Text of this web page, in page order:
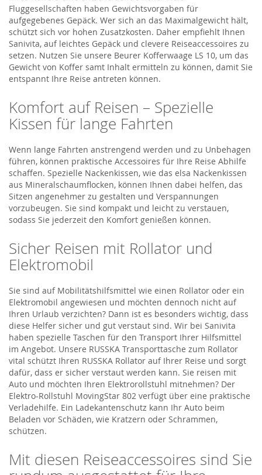
Fluggesellschaften haben Gewichtsvorgaben für
aufgegebenes Gepäck. Wer sich an das Maximalgewicht hält,
schützt sich vor hohen Zusatzkosten. Daher empfiehlt Ihnen
Sanivita, auf leichtes Gepäck und clevere Reiseaccessoires zu
setzen. Nutzen Sie unsere Beurer Kofferwaage LS 10, um das
Gewicht von Koffer samt Inhalt ermitteln zu können, damit Sie
entspannt Ihre Reise antreten können.
Komfort auf Reisen – Spezielle
Kissen für lange Fahrten
Wenn lange Fahrten anstrengend werden und zu Unbehagen
führen, können praktische Accessoires für Ihre Reise Abhilfe
schaffen. Spezielle Nackenkissen, wie das elsa Nackenkissen
aus Mineralschaumflocken, können Ihnen dabei helfen, das
Sitzen angenehmer zu gestalten und Verspannungen
vorzubeugen. Sie sind kompakt und leicht zu verstauen,
sodass Sie jederzeit den Komfort genießen können.
Sicher Reisen mit Rollator und
Elektromobil
Sie sind auf Mobilitätshilfsmittel wie einen Rollator oder ein
Elektromobil angewiesen und möchten dennoch nicht auf
Ihren Urlaub verzichten? Dann ist es besonders wichtig, dass
diese Helfer sicher und gut verstaut sind. Wir bei Sanivita
haben spezielle Taschen für den Transport Ihrer Hilfsmittel
im Angebot. Unsere RUSSKA Transporttasche zum Rollator
vital schützt Ihren RUSSKA Rollator auf Ihrer Reise und sorgt
dafür, dass er sicher verstaut werden kann. Sie reisen mit
Auto und möchten Ihren Elektrorollstuhl mitnehmen? Der
Elektro-Rollstuhl MovingStar 802 verfügt über eine praktische
Verladehilfe. Ein Ladekantenschutz kann Ihr Auto beim
Beladen vor Schäden, wie Kratzern oder Schrammen,
schützen.
Mit diesen Reiseaccessoires sind Sie